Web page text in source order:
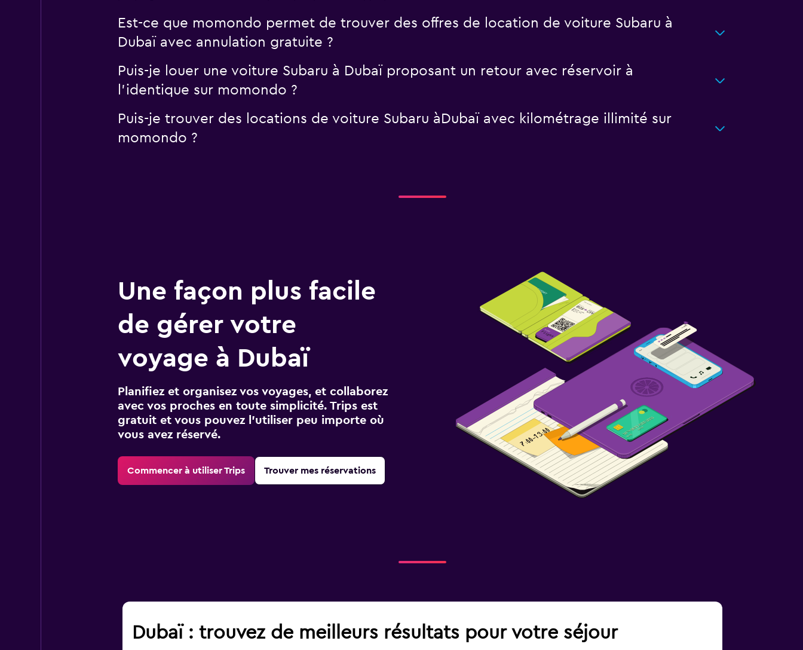
Est-ce que momondo permet de trouver des offres de location de voiture Subaru à
Dubaï avec annulation gratuite ?
Puis-je louer une voiture Subaru à Dubaï proposant un retour avec réservoir à
l'identique sur momondo ?
Puis-je trouver des locations de voiture Subaru àDubaï avec kilométrage illimité sur
momondo ?
Une façon plus facile
de gérer votre
voyage à Dubaï
Planifiez et organisez vos voyages, et collaborez
avec vos proches en toute simplicité. Trips est
gratuit et vous pouvez l’utiliser peu importe où
vous avez réservé.
Commencer à utiliser Trips Trouver mes réservations
Dubaï : trouvez de meilleurs résultats pour votre séjour